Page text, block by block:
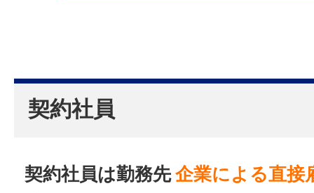
契約社員
契約社員は勤務先企業による直接